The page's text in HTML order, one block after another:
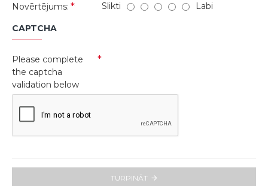
Novērtējums:
Slikti Labi
CAPTCHA
Please complete
the captcha
validation below
TURPINĀT